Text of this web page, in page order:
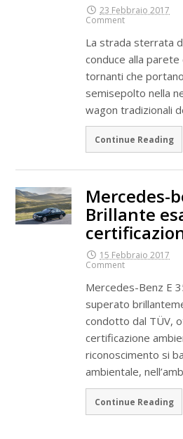
23 Febbraio 2017
Comment
La strada sterrata
conduce alla
tornanti che
semisepolto nella
wagon tradizionali
Continue Reading
Mercedes-
Brillante
15 Febbraio 2017
Comment
Mercedes-Benz E
superato
condotto dal TÜV,
certificazione
riconoscimento si
ambientale,
Continue Reading